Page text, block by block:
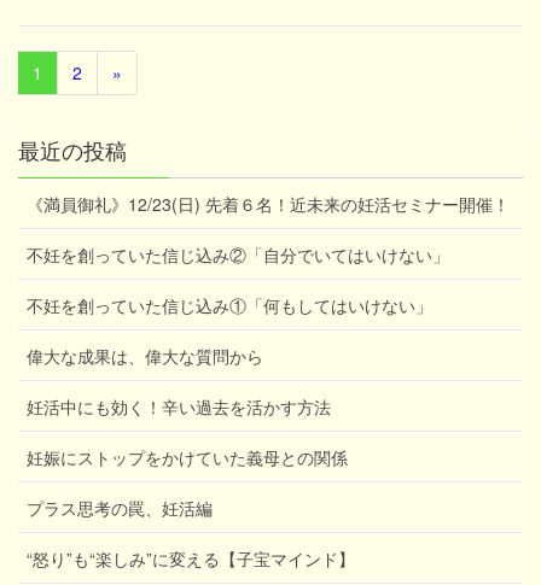
1 2 »
最近の投稿
《満員御礼》12/23(日) 先着６名！近未来の妊活セミナー開催！
不妊を創っていた信じ込み②「自分でいてはいけない」
不妊を創っていた信じ込み①「何もしてはいけない」
偉大な成果は、偉大な質問から
妊活中にも効く！辛い過去を活かす方法
妊娠にストップをかけていた義母との関係
プラス思考の罠、妊活編
“怒り”も“楽しみ”に変える【子宝マインド】